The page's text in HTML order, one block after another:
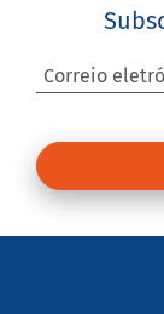
Correio